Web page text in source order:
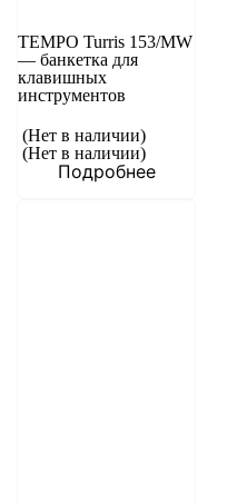
TEMPO Turris 153/MW
— банкетка для
клавишных
инструментов
(Нет в наличии)
(Нет в наличии)
Подробнее